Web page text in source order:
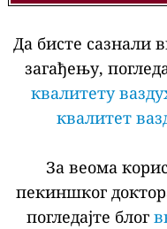
Да бисте сазнали
загађењу,
квалитету
квалитет
За веома
пекиншког
погледајте блог